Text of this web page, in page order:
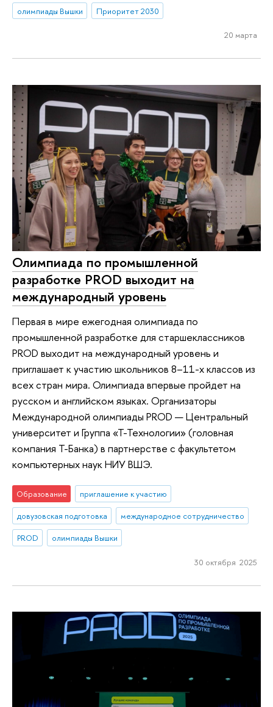
олимпиады Вышки
Приоритет 2030
20 марта
Олимпиада по промышленной
разработке PROD выходит на
международный уровень
Первая в мире ежегодная олимпиада по
промышленной разработке для старшеклассников
PROD выходит на международный уровень и
приглашает к участию школьников 8–11-х классов из
всех стран мира. Олимпиада впервые пройдет на
русском и английском языках. Организаторы
Международной олимпиады PROD — Центральный
университет и Группа «Т-Технологии» (головная
компания Т-Банка) в партнерстве с факультетом
компьютерных наук НИУ ВШЭ.
Образование
приглашение к участию
довузовская подготовка
международное сотрудничество
PROD
олимпиады Вышки
30 октября 2025